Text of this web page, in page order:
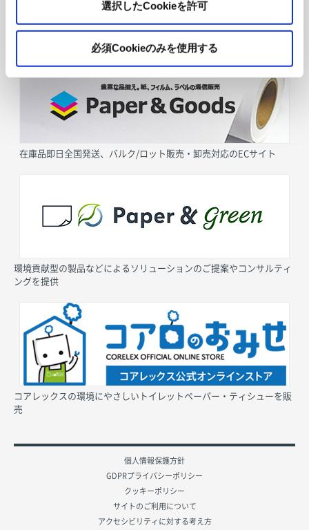
選択したCookieを許可
必須Cookieのみを使用する
在庫品即日全国発送、バルク/ロット販売・卸売対応のECサイト
環境貢献型の製品などによるソリューションのご提案やコンサルティ
ングを提供
コアレックスの環境にやさしいトイレットペーパー・ティシューを販
売
個人情報保護方針
GDPRプライバシーポリシー
クッキーポリシー
サイトのご利用について
アクセシビリティに対する考え方